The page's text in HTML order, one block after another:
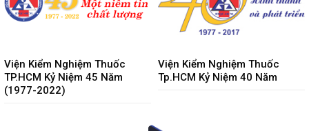
Viện Kiểm Nghiệm Thuốc
TP.HCM Kỷ Niệm 45 Năm
(1977-2022)
Viện Kiểm Nghiệm Thuốc
Tp.HCM Kỷ Niệm 40 Năm